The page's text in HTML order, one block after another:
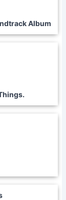
Album